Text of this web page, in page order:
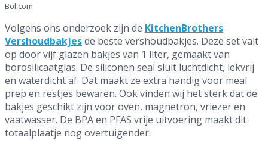
Bol.com
Volgens ons onderzoek zijn de KitchenBrothers
Vershoudbakjesde beste vershoudbakjes. Deze set valt
op door vijf glazen bakjes van 1 liter, gemaakt van
borosilicaatglas. De siliconen seal sluit luchtdicht, lekvrij
en waterdicht af. Dat maakt ze extra handig voor meal
prep en restjes bewaren. Ook vinden wij het sterk dat de
bakjes geschikt zijn voor oven, magnetron, vriezer en
vaatwasser. De BPA en PFAS vrije uitvoering maakt dit
totaalplaatje nog overtuigender.